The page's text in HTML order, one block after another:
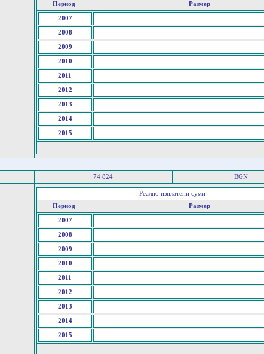
Период
Размер
2007
2008
2009
2010
2011
2012
2013
2014
2015
74 824 BGN
Реално изплатени суми
Период
Размер
2007
2008
2009
2010
2011
2012
2013
2014
2015